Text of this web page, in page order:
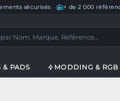
sécurisés— + de 2 000
& PADS MODDING & RGB